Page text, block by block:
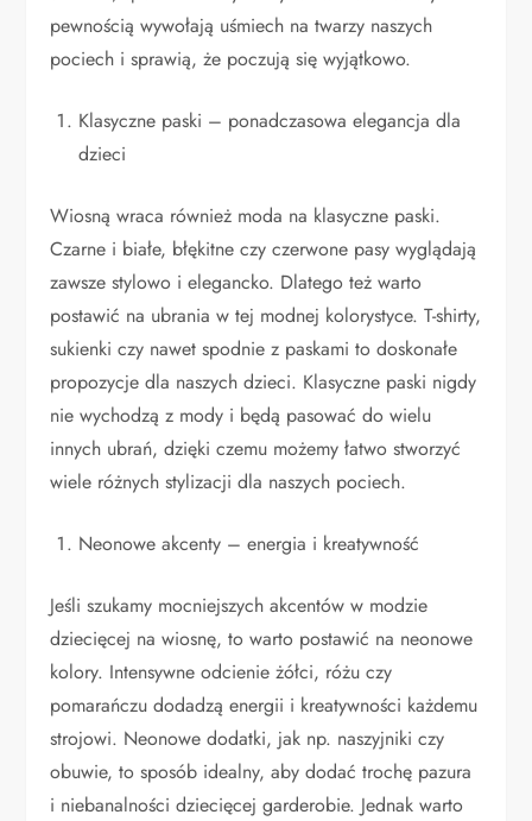
pewnością wywołają uśmiech na twarzy naszych
pociech i sprawią, że poczują się wyjątkowo.
Klasyczne paski – ponadczasowa elegancja dla
dzieci
Wiosną wraca również moda na klasyczne paski.
Czarne i białe, błękitne czy czerwone pasy wyglądają
zawsze stylowo i elegancko. Dlatego też warto
postawić na ubrania w tej modnej kolorystyce. T-shirty,
sukienki czy nawet spodnie z paskami to doskonałe
propozycje dla naszych dzieci. Klasyczne paski nigdy
nie wychodzą z mody i będą pasować do wielu
innych ubrań, dzięki czemu możemy łatwo stworzyć
wiele różnych stylizacji dla naszych pociech.
Neonowe akcenty – energia i kreatywność
Jeśli szukamy mocniejszych akcentów w modzie
dziecięcej na wiosnę, to warto postawić na neonowe
kolory. Intensywne odcienie żółci, różu czy
pomarańczu dodadzą energii i kreatywności każdemu
strojowi. Neonowe dodatki, jak np. naszyjniki czy
obuwie, to sposób idealny, aby dodać trochę pazura
i niebanalności dziecięcej garderobie. Jednak warto